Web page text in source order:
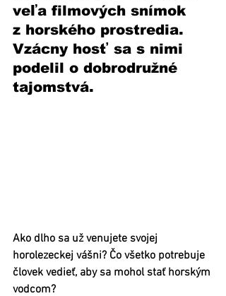
veľa filmových snímok
z horského prostredia.
Vzácny hosť sa s nimi
podelil o dobrodružné
tajomstvá.
Ako dlho sa už venujete svojej
horolezeckej vášni? Čo všetko potrebuje
človek vedieť, aby sa mohol stať horským
vodcom?